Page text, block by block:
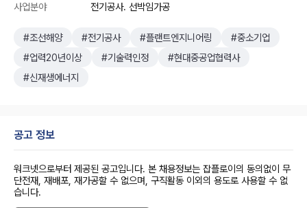
사업분야
전기공사. 선박임가공
#조선해양 #전기공사 #플랜트엔지니어링
#중소기업
#업력20년이상
#기술력인정
#현대중공업협력사
#신재생에너지
공고 정보
워크넷으로부터 제공된 공고입니다. 본 채용정보는 잡플로이의 동의없이 무
단전재, 재배포, 재가공할 수 없으며, 구직활동 이외의 용도로 사용할 수 없
습니다.